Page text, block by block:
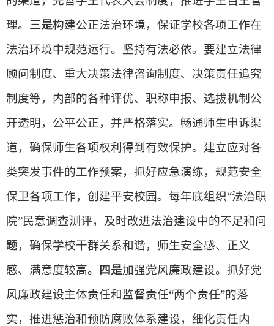
理。 三是构建公正法治环境，保证学校各项工作在
法治环境中规范运行。坚持有法必依。要建立法律
顾问制度、重大决策法律咨询制度、决策责任追究
制度等，内部的各种评优、职称申报、选拔机制公
开透明，公平公正，并严格落实。畅通师生申诉渠
道，确保师生各项权利得到有效保护。建立应对各
类突发事件的工作预案，抓好应急演练，规范安全
保卫各项工作，创建平安校园。每年底组织“法治职
院”民意调查测评，及时改进法治建设中的不足和问
题，确保学校干群关系和谐，师生安全感、正义
感、满意度较高。
四是加强党风廉政建设。抓好党
风廉政建设主体责任和监督责任“两个责任”的落
实，推进惩治和预防腐败体系建设，细化责任内